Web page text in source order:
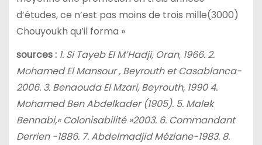
d’études, ce n’est pas moins de trois mille(3000)
Chouyoukh qu’il forma »
sources : 1. Si Tayeb El M’Hadji, Oran, 1966. 2.
Mohamed El Mansour , Beyrouth et Casablanca-
2006. 3. Benaouda El Mzari, Beyrouth, 1990 4.
Mohamed Ben Abdelkader (1905). 5. Malek
Bennabi,« Colonisabilité »2003. 6. Commandant
Derrien -1886. 7. Abdelmadjid Méziane-1983. 8.